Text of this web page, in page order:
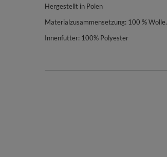
Hergestellt in Polen
Materialzusammensetzung: 100 % Wolle.
Innenfutter: 100% Polyester